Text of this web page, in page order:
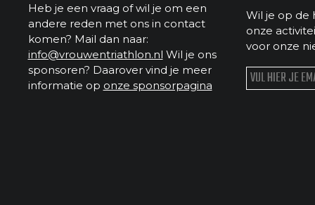
Heb je een vraag of wil je om een
andere reden met ons in contact
komen? Mail dan naar:
info@vrouwentriathlon.nl Wil je ons
sponsoren? Daarover vind je meer
informatie op onze sponsorpagina
Wil je op de
onze
voor onze